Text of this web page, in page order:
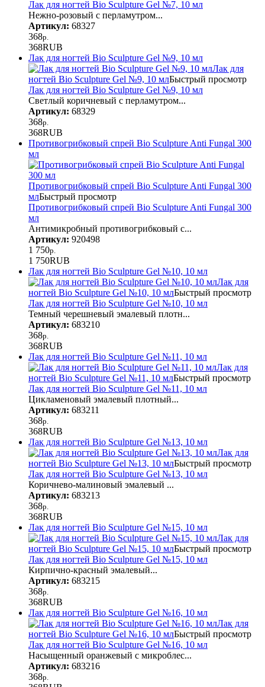
Лак для ногтей Bio Sculpture Gel №7, 10 мл
Нежно-розовый с перламутром...
Артикул: 68327
368р.
368RUB
Лак для ногтей Bio Sculpture Gel №9, 10 мл
Лак для
ногтей Bio Sculpture Gel №9, 10 млБыстрый просмотр
Лак для ногтей Bio Sculpture Gel №9, 10 мл
Светлый коричневый с перламутром...
Артикул: 68329
368р.
368RUB
Противогрибковый спрей Bio Sculpture Anti Fungal 300
мл
Противогрибковый спрей Bio Sculpture Anti Fungal 300
млБыстрый просмотр
Противогрибковый спрей Bio Sculpture Anti Fungal 300
мл
Антимикробный противогрибковый с...
Артикул: 920498
1 750р.
1 750RUB
Лак для ногтей Bio Sculpture Gel №10, 10 мл
Лак для
ногтей Bio Sculpture Gel №10, 10 млБыстрый просмотр
Лак для ногтей Bio Sculpture Gel №10, 10 мл
Темный черешневый эмалевый плотн...
Артикул: 683210
368р.
368RUB
Лак для ногтей Bio Sculpture Gel №11, 10 мл
Лак для
ногтей Bio Sculpture Gel №11, 10 млБыстрый просмотр
Лак для ногтей Bio Sculpture Gel №11, 10 мл
Цикламеновый эмалевый плотный...
Артикул: 683211
368р.
368RUB
Лак для ногтей Bio Sculpture Gel №13, 10 мл
Лак для
ногтей Bio Sculpture Gel №13, 10 млБыстрый просмотр
Лак для ногтей Bio Sculpture Gel №13, 10 мл
Коричнево-малиновый эмалевый ...
Артикул: 683213
368р.
368RUB
Лак для ногтей Bio Sculpture Gel №15, 10 мл
Лак для
ногтей Bio Sculpture Gel №15, 10 млБыстрый просмотр
Лак для ногтей Bio Sculpture Gel №15, 10 мл
Кирпично-красный эмалевый...
Артикул: 683215
368р.
368RUB
Лак для ногтей Bio Sculpture Gel №16, 10 мл
Лак для
ногтей Bio Sculpture Gel №16, 10 млБыстрый просмотр
Лак для ногтей Bio Sculpture Gel №16, 10 мл
Насыщенный оранжевый с микроблес...
Артикул: 683216
368р.